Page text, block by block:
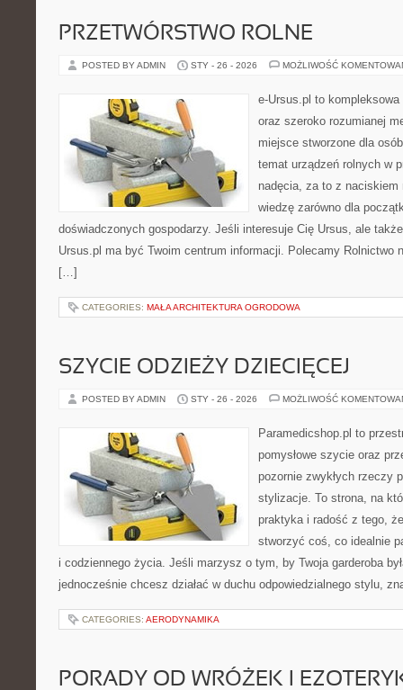
PRZETWÓRSTWO ROLNE
POSTED BY ADMIN STY - 26 - 2026 MOŻLIWOŚĆ
e-Ursus.pl to
oraz szeroko rozumianej
miejsce stworzone dla
temat urządzeń rolnych w
nadęcia, za to z
wiedzę zarówno dla
doświadczonych gospodarzy. Jeśli interesuje Cię Ursus, ale
Ursus.pl ma być Twoim centrum informacji. Polecamy Rolnictwo
[…]
CATEGORIES: MAŁA ARCHITEKTURA OGRODOWA
SZYCIE ODZIEŻY DZIECIĘCEJ
POSTED BY ADMIN STY - 26 - 2026 MOŻLIWOŚĆ
Paramedicshop.pl to
pomysłowe szycie oraz
pozornie zwykłych rzeczy
stylizacje. To strona, na
praktyka i radość z tego,
stworzyć coś, co idealnie
i codziennego życia. Jeśli marzysz o tym, by Twoja garderoba
jednocześnie chcesz działać w duchu odpowiedzialnego stylu,
CATEGORIES: AERODYNAMIKA
PORADY OD WRÓŻEK I